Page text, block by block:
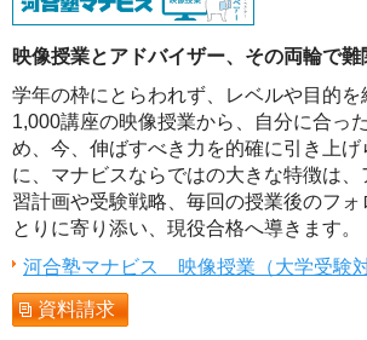
映像授業とアドバイザー、その両輪で難
学年の枠にとらわれず、レベルや目的を
1,000講座の映像授業から、自分に合っ
め、今、伸ばすべき力を的確に引き上げ
に、マナビスならではの大きな特徴は
習計画や受験戦略、毎回の授業後のフ
とりに寄り添い、現役合格へ導きます。
河合塾マナビス 映像授業（大学受験
資料請求